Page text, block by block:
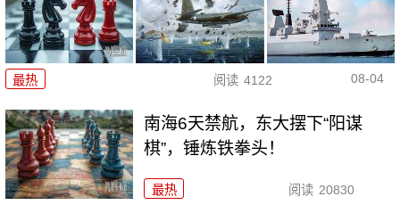
最热 阅读 4122 08-04
南海6天禁航，东大摆下“阳谋
棋”，锤炼铁拳头！
最热 阅读 20830